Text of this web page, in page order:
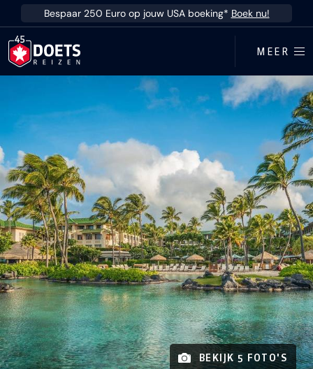
Ga direct naar inhoud
Bespaar 250 Euro op jouw USA boeking* Boek nu!
MEER
BEKIJK 5 FOTO'S